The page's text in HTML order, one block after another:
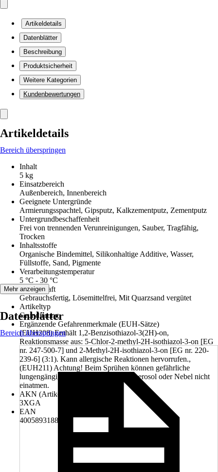
Artikeldetails
Datenblätter
Beschreibung
Produktsicherheit
Weitere Kategorien
Kundenbewertungen
Artikeldetails
Bereich überspringen
Inhalt
5 kg
Einsatzbereich
Außenbereich, Innenbereich
Geeignete Untergründe
Armierungsspachtel, Gipsputz, Kalkzementputz, Zementputz
Untergrundbeschaffenheit
Frei von trennenden Verunreinigungen, Sauber, Tragfähig,
Trocken
Inhaltsstoffe
Organische Bindemittel, Silikonhaltige Additive, Wasser,
Füllstoffe, Sand, Pigmente
Verarbeitungstemperatur
5 °C - 30 °C
Eigenschaft
Gebrauchsfertig, Lösemittelfrei, Mit Quarzsand vergütet
Artikeltyp
Grundierung
Ergänzende Gefahrenmerkmale (EUH-Sätze)
(EUH208) Enthält 1,2-Benzisothiazol-3(2H)-on,
Reaktionsmasse aus: 5-Chlor-2-methyl-2H-isothiazol-3-on [EG
nr. 247-500-7] und 2-Methyl-2H-isothiazol-3-on [EG nr. 220-
239-6] (3:1). Kann allergische Reaktionen hervorrufen.,
(EUH211) Achtung! Beim Sprühen können gefährliche
lungengängige Tröpfchen entstehen. Aerosol oder Nebel nicht
einatmen.
AKN (Artikelkurznummer)
3XGA
EAN
4005893188923
Mehr anzeigen
Datenblätter
Bereich überspringen